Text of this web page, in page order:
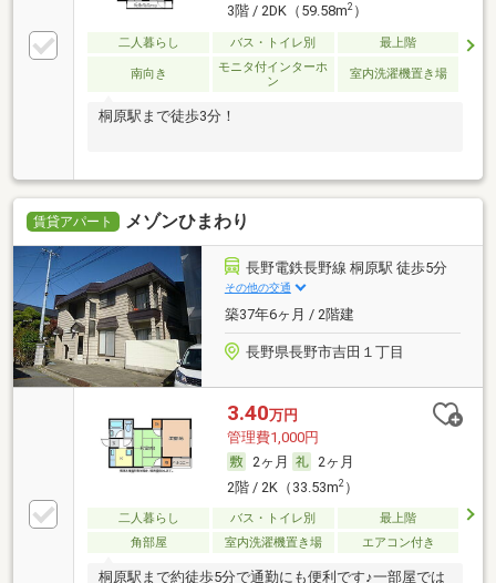
3階 / 2DK（59.58m2）
二人暮らし バス・トイレ別 最上階
南向き
モニタ付インターホ
ン
室内洗濯機置き場
桐原駅まで徒歩3分！
賃貸アパート メゾンひまわり
長野電鉄長野線 桐原駅 徒歩5分
その他の交通
築37年6ヶ月 / 2階建
長野県長野市吉田１丁目
3.40万円
管理費1,000円
2ヶ月
2ヶ月
2階 / 2K（33.53m2）
二人暮らし バス・トイレ別
最上階
角部屋
室内洗濯機置き場 エアコン付き
桐原駅まで約徒歩5分で通勤にも便利です♪一部屋では